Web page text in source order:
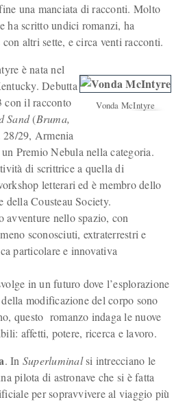
una manciata di racconti. Molto
ha scritto undici romanzi, ha
altri sette, e circa venti racconti.
Vonda McIntyre
è nata nel
Debutta
con il racconto
Sand(Bruma,
29, Armenia
Premio Nebula nella categoria.
di scrittrice a quella di
letterari ed è membro dello
della Cousteau Society.
nello spazio, con
sconosciuti, extraterrestri e
particolare e innovativa
in un futuro dove l’esplorazione
modificazione del corpo sono
questo romanzo indaga le nuove
affetti, potere, ricerca e lavoro.
. In Superluminalsi intrecciano le
pilota di astronave che si è fatta
per sopravvivere al viaggio più